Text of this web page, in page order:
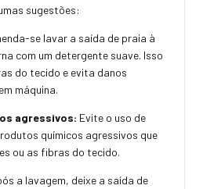
sugestões:
se lavar a saída de praia à
com um detergente suave. Isso
do tecido e evita danos
máquina.
agressivos: Evite o uso de
químicos agressivos que
ou as fibras do tecido.
a lavagem, deixe a saída de